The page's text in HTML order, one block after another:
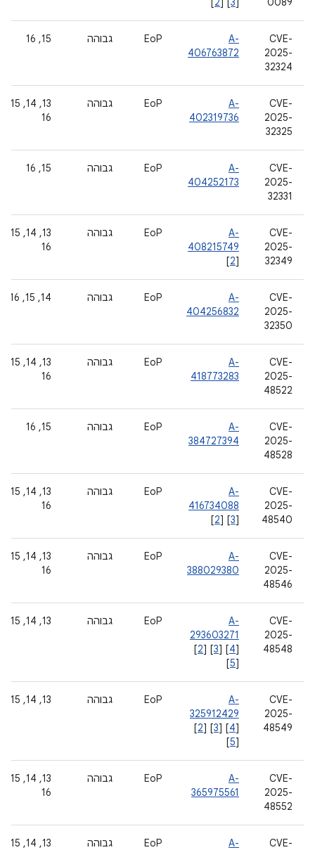
CVE-
2025-
32324
A-
406763872
EoP גבוהה ‫15, 16
CVE-
2025-
32325
A-
402319736
EoP גבוהה
16
CVE-
2025-
32331
A-
404252173
EoP גבוהה ‫15, 16
CVE-
2025-
32349
A-
408215749
[2]
EoP גבוהה
16
CVE-
2025-
32350
A-
404256832
EoP גבוהה ‫14, 15, 16
CVE-
2025-
48522
A-
418773283
EoP גבוהה
16
CVE-
2025-
48528
A-
384727394
EoP גבוהה ‫15, 16
CVE-
2025-
48540
A-
416734088
[2] [3]
EoP גבוהה
16
CVE-
2025-
48546
A-
388029380
EoP גבוהה
16
CVE-
2025-
48548
A-
293603271
[2] [3] [4]
[5]
EoP גבוהה ‫13, 14, 15
CVE-
2025-
48549
A-
325912429
[2] [3] [4]
[5]
EoP גבוהה ‫13, 14, 15
CVE-
2025-
48552
A-
365975561
EoP גבוהה
16
CVE-
A-
EoP גבוהה